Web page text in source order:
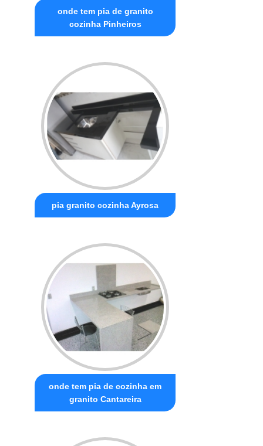
onde tem pia de granito
cozinha Pinheiros
pia granito cozinha Ayrosa
onde tem pia de cozinha em
granito Cantareira